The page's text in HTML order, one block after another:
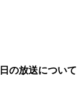
の放送について